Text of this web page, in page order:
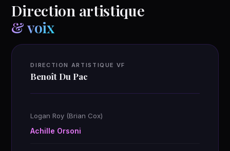
Direction artistique
& voix
DIRECTION ARTISTIQUE VF
Benoît Du Pac
Logan Roy (Brian Cox)
Achille Orsoni